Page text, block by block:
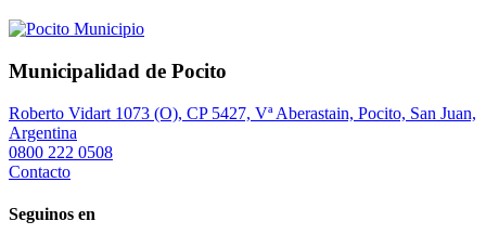
Municipalidad de Pocito
Roberto Vidart 1073 (O), CP 5427, Vª Aberastain, Pocito, San Juan,
Argentina
0800 222 0508
Contacto
Seguinos en